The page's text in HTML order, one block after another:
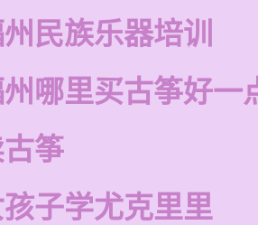
民族乐器培训
哪里买古筝好一
筝
子学尤克里里